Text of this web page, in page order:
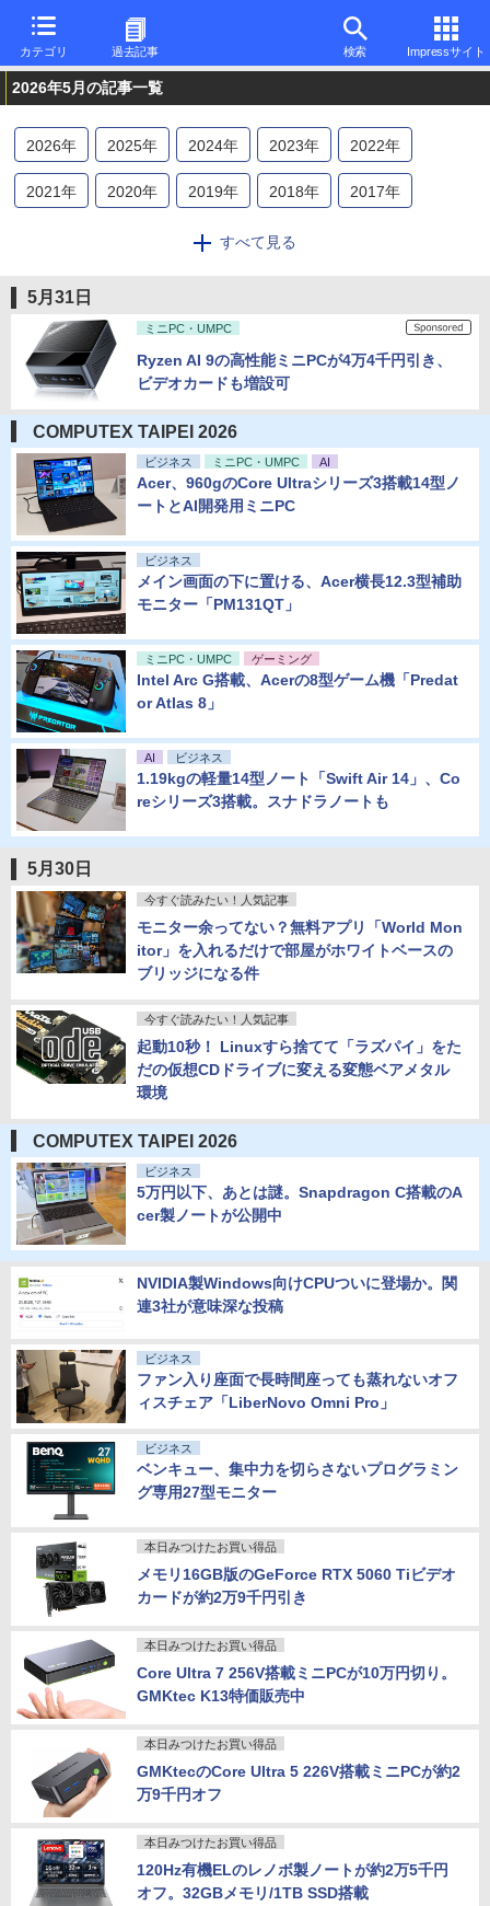
カテゴリ 過去記事 検索 Impressサイト
2026年5月の記事一覧
2026年 2025年 2024年 2023年 2022年
2021年 2020年 2019年 2018年 2017年
2014年 2013
2006年 2005 年 2004年
2001年 2000年 1999年 1998
1996年
すべて見る
5月31日
ミニPC・UMPC
Ryzen AI 9の高性能ミニPCが4万4千円引き、
ビデオカードも増設可
COMPUTEX TAIPEI 2026
ビジネス ミニPC・UMPC AI
Acer、960gのCore Ultraシリーズ3搭載14型ノ
ートとAI開発用ミニPC
ビジネス
メイン画面の下に置ける、Acer横長12.3型補助
モニター「PM131QT」
ミニPC・UMPC ゲーミング
Intel Arc G搭載、Acerの8型ゲーム機「Predat
or Atlas 8」
AI ビジネス
1.19kgの軽量14型ノート「Swift Air 14」、Co
reシリーズ3搭載。スナドラノートも
5月30日
今すぐ読みたい！人気記事
モニター余ってない？無料アプリ「World Mon
itor」を入れるだけで部屋がホワイトベースの
ブリッジになる件
今すぐ読みたい！人気記事
起動10秒！ Linuxすら捨てて「ラズパイ」をた
だの仮想CDドライブに変える変態ベアメタル
環境
COMPUTEX TAIPEI 2026
ビジネス
5万円以下、あとは謎。Snapdragon C搭載のA
cer製ノートが公開中
NVIDIA製Windows向けCPUついに登場か。関
連3社が意味深な投稿
ビジネス
ファン入り座面で長時間座っても蒸れないオフ
ィスチェア「LiberNovo Omni Pro」
ビジネス
ベンキュー、集中力を切らさないプログラミン
グ専用27型モニター
本日みつけたお買い得品
メモリ16GB版のGeForce RTX 5060 Tiビデオ
カードが約2万9千円引き
本日みつけたお買い得品
Core Ultra 7 256V搭載ミニPCが10万円切り。
GMKtec K13特価販売中
本日みつけたお買い得品
GMKtecのCore Ultra 5 226V搭載ミニPCが約2
万9千円オフ
本日みつけたお買い得品
120Hz有機ELのレノボ製ノートが約2万5千円
オフ。32GBメモリ/1TB SSD搭載